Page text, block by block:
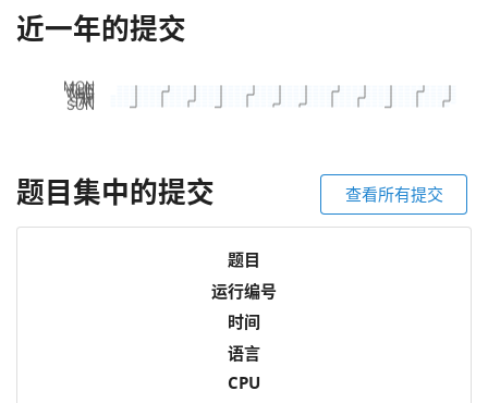
近一年的提交
题目集中的提交 查看所有提交
题目
运行编号
时间
语言
CPU